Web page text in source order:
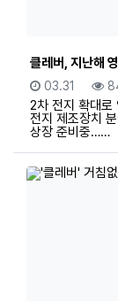
클레버, 지난해
등록일
03.31
2차 전지 확대
전지 제조장치
상장 준비중……